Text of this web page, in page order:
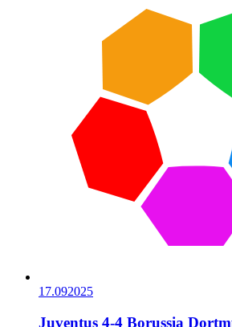
17.092025
Juventus 4-4 Borussia